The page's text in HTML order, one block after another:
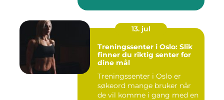
13. jul
Treningssenter i Oslo: Slik
finner du riktig senter for
dine mål
Treningssenter i Oslo er
søkeord mange bruker når
de vil komme i gang med en